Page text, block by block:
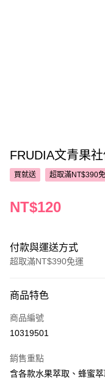
FRUDIA文青果
買就送 超取滿NT$390
NT$120
付款與運送方式
超取滿NT$390免運
POYA支付
信用卡一次付款
LINE Pay
商品特色
商品編號
10319501
銷售重點
含各款水果萃取、蜂蜜